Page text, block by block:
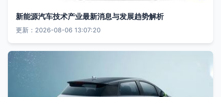
新能源汽车技术产业最新消息与发展趋势解析
更新：2026-08-06 13:07:20